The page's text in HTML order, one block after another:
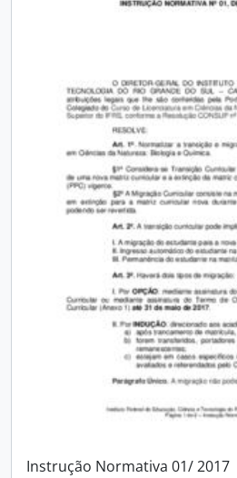
Instrução Normativa 01/ 2017